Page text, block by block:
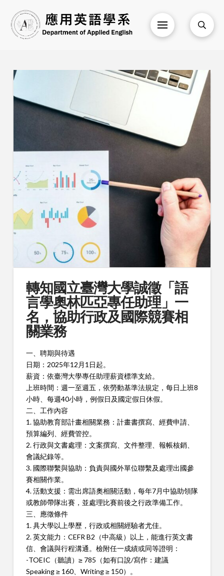
轉知國立臺灣大學誠徵「語
言學奧林匹亞專任助理」一
名，協助行政及國際競賽相
關業務
一、聘期與待遇
日期：2025年12月1日起。
薪資：依臺灣大學專任助理薪資標準支給。
上班時間：週一至週五，依勞動基準法規定，每日上班8
小時、每週40小時，例假日及國定假日休假。
二、工作內容
1. 協助教育部計畫相關業務：計畫書撰寫、經費申請、
預算編列、經費管控。
2. 行政與文書處理：文案撰寫、文件整理、報帳核銷、
會議紀錄等。
3. 國際聯繫與協助：負責與國外單位聯繫及處理出國參
賽相關作業。
4. 活動支援：需出席語奧相關活動，每年7月中協助領隊
或教師帶隊出賽，並處理比賽前後之行政準備工作。
三、應徵條件
1. 具大學以上學歷，行政或相關經驗者尤佳。
2. 英文能力：CEFR B2（中高級）以上，能進行英文書
信、會議與行程溝通。檢附任一成績或同等證明：
-TOEIC（聽讀）≥ 785（如有口說/寫作：建議
Speaking ≥ 160、Writing ≥ 150）。